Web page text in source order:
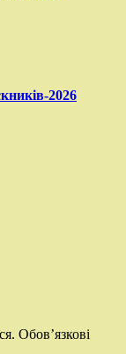
2026
Обов’язкові